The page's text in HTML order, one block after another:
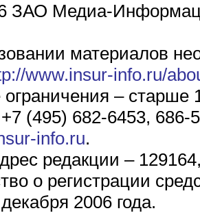
ЗАО Медиа-
материалов
www.insur-info.ru/
– старше
(495) 682-6453, 686-
info.ru.
редакции –
о регистрации
2006 года.